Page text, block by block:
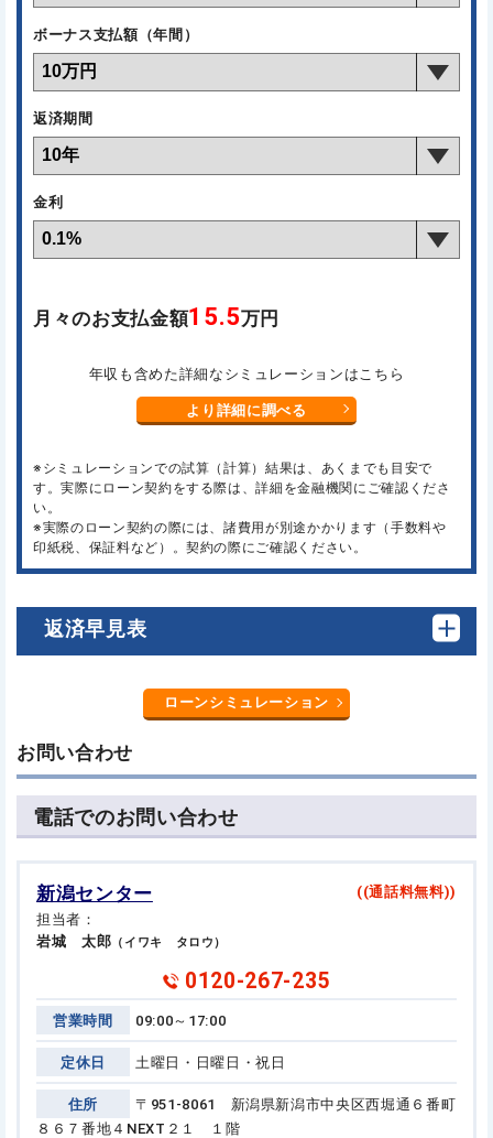
ボーナス支払額（年間）
返済期間
金利
月々のお支払金額15.5万円
年収も含めた詳細なシミュレーションはこちら
より詳細に調べる
※シミュレーションでの試算（計算）結果は、あくまでも目安で
す。実際にローン契約をする際は、詳細を金融機関にご確認くださ
い。
※実際のローン契約の際には、諸費用が別途かかります（手数料や
印紙税、保証料など）。契約の際にご確認ください。
返済早見表
ローンシミュレーション
お問い合わせ
電話でのお問い合わせ
新潟センター
((通話料無料))
担当者：
岩城 太郎 （イワキ タロウ）
0120-267-235
営業時間 09:00～17:00
定休日 土曜日・日曜日・祝日
住所
〒951-8061 新潟県新潟市中央区西堀通６番町
８６７番地４ NEXT２１ １階